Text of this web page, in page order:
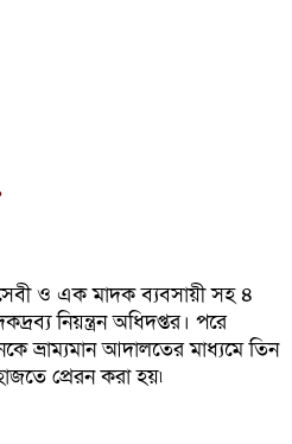
ও এক মাদক ব্যবসায়ী সহ ৪
নিয়ন্ত্রন অধিদপ্তর। পরে
আদালতের মাধ্যমে তিন
প্রেরন করা হয়৷